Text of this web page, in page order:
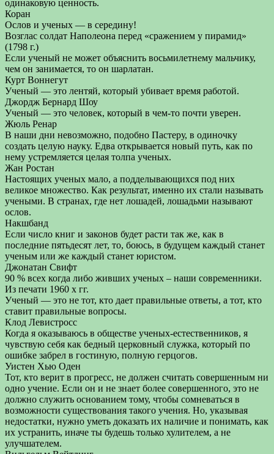
одинаковую ценность.
Коран
Ослов и ученых — в середину!
Возглас солдат Наполеона перед «сражением у пирамид»
(1798 г.)
Если ученый не может объяснить восьмилетнему мальчику,
чем он занимается, то он шарлатан.
Курт Воннегут
Ученый — это лентяй, который убивает время работой.
Джордж Бернард Шоу
Ученый — это человек, который в чем-то почти уверен.
Жюль Ренар
В наши дни невозможно, подобно Пастеру, в одиночку
создать целую науку. Едва открывается новый путь, как по
нему устремляется целая толпа ученых.
Жан Ростан
Настоящих ученых мало, а подделывающихся под них
великое множество. Как результат, именно их стали называть
учеными. В странах, где нет лошадей, лошадьми называют
ослов.
Накшбанд
Если число книг и законов будет расти так же, как в
последние пятьдесят лет, то, боюсь, в будущем каждый станет
ученым или же каждый станет юристом.
Джонатан Свифт
90 % всех когда либо живших ученых – наши современники.
Из печати 1960 х гг.
Ученый — это не тот, кто дает правильные ответы, а тот, кто
ставит правильные вопросы.
Клод Левистросс
Когда я оказываюсь в обществе ученых-естественников, я
чувствую себя как бедный церковный служка, который по
ошибке забрел в гостиную, полную герцогов.
Уистен Хью Оден
Тот, кто верит в прогресс, не должен считать совершенным ни
одно учение. Если он и не знает более совершенного, это не
должно служить основанием тому, чтобы сомневаться в
возможности существования такого учения. Но, указывая
недостатки, нужно уметь доказать их наличие и понимать, как
их устранить, иначе ты будешь только хулителем, а не
улучшателем.